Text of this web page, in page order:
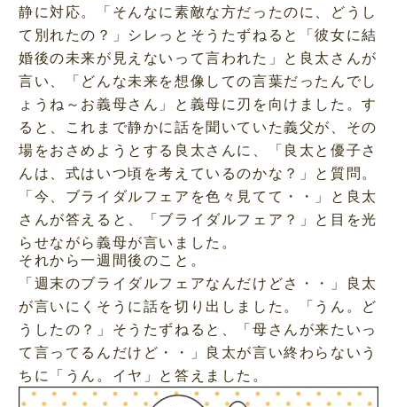
静に対応。「そんなに素敵な方だったのに、どうし
て別れたの？」シレっとそうたずねると「彼女に結
婚後の未来が見えないって言われた」と良太さんが
言い、「どんな未来を想像しての言葉だったんでし
ょうね～お義母さん」と義母に刃を向けました。す
ると、これまで静かに話を聞いていた義父が、その
場をおさめようとする良太さんに、「良太と優子さ
んは、式はいつ頃を考えているのかな？」と質問。
「今、ブライダルフェアを色々見てて・・」と良太
さんが答えると、「ブライダルフェア？」と目を光
らせながら義母が言いました。
それから一週間後のこと。
「週末のブライダルフェアなんだけどさ・・」良太
が言いにくそうに話を切り出しました。「うん。ど
うしたの？」そうたずねると、「母さんが来たいっ
て言ってるんだけど・・」良太が言い終わらないう
ちに「うん。イヤ」と答えました。